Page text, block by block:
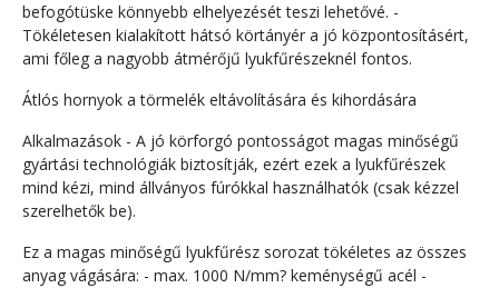
befogótüske könnyebb elhelyezését teszi lehetővé. -
Tökéletesen kialakított hátsó körtányér a jó központosításért,
ami főleg a nagyobb átmérőjű lyukfűrészeknél fontos.
Átlós hornyok a törmelék eltávolítására és kihordására
Alkalmazások - A jó körforgó pontosságot magas minőségű
gyártási technológiák biztosítják, ezért ezek a lyukfűrészek
mind kézi, mind állványos fúrókkal használhatók (csak kézzel
szerelhetők be).
Ez a magas minőségű lyukfűrész sorozat tökéletes az összes
anyag vágására: - max. 1000 N/mm? keménységű acél -